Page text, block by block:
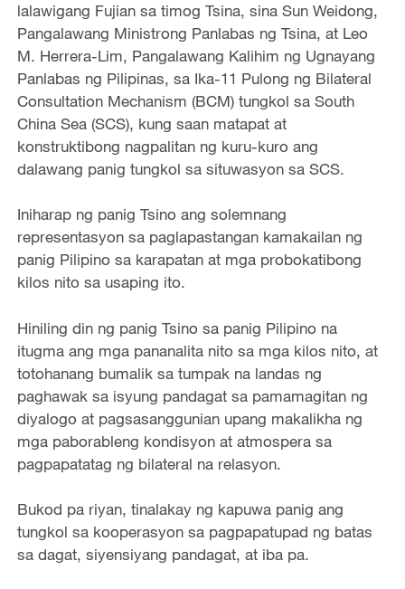
lalawigang Fujian sa timog Tsina, sina Sun Weidong,
Pangalawang Ministrong Panlabas ng Tsina, at Leo
M. Herrera-Lim, Pangalawang Kalihim ng Ugnayang
Panlabas ng Pilipinas, sa Ika-11 Pulong ng Bilateral
Consultation Mechanism (BCM) tungkol sa South
China Sea (SCS), kung saan matapat at
konstruktibong nagpalitan ng kuru-kuro ang
dalawang panig tungkol sa situwasyon sa SCS.
Iniharap ng panig Tsino ang solemnang
representasyon sa paglapastangan kamakailan ng
panig Pilipino sa karapatan at mga probokatibong
kilos nito sa usaping ito.
Hiniling din ng panig Tsino sa panig Pilipino na
itugma ang mga pananalita nito sa mga kilos nito, at
totohanang bumalik sa tumpak na landas ng
paghawak sa isyung pandagat sa pamamagitan ng
diyalogo at pagsasanggunian upang makalikha ng
mga paborableng kondisyon at atmospera sa
pagpapatatag ng bilateral na relasyon.
Bukod pa riyan, tinalakay ng kapuwa panig ang
tungkol sa kooperasyon sa pagpapatupad ng batas
sa dagat, siyensiyang pandagat, at iba pa.